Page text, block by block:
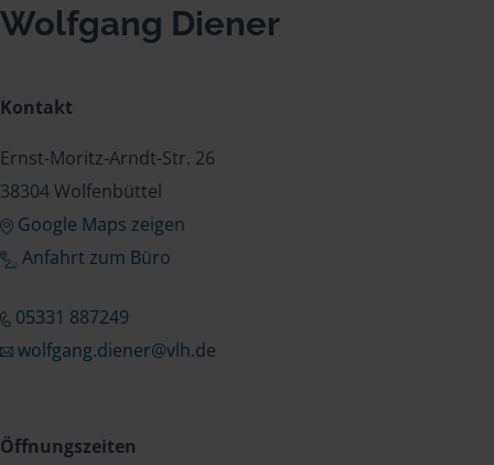
Wolfgang Diener
Kontakt
Ernst-Moritz-Arndt-Str. 26
38304 Wolfenbüttel
Google Maps zeigen
Anfahrt zum Büro
05331 887249
wolfgang.diener@vlh.de
Öffnungszeiten